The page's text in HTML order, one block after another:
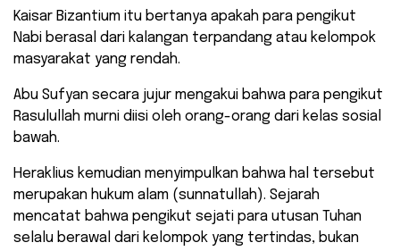
​Kaisar Bizantium itu bertanya apakah para pengikut
Nabi berasal dari kalangan terpandang atau kelompok
masyarakat yang rendah.
Abu Sufyan secara jujur mengakui bahwa para pengikut
Rasulullah murni diisi oleh orang-orang dari kelas sosial
bawah.
​Heraklius kemudian menyimpulkan bahwa hal tersebut
merupakan hukum alam (sunnatullah). Sejarah
mencatat bahwa pengikut sejati para utusan Tuhan
selalu berawal dari kelompok yang tertindas, bukan